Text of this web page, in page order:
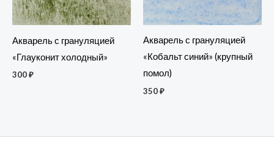
Акварель с грануляцией
«Глауконит холодный»
300₽
Акварель с грануляцией
«Кобальт синий» (крупный
помол)
350₽